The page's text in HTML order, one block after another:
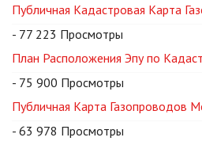
Публичная Кадастровая Карта
- 77 223 Просмотры
План Расположения Эпу по
- 75 900 Просмотры
Публичная Карта Газопроводов
- 63 978 Просмотры